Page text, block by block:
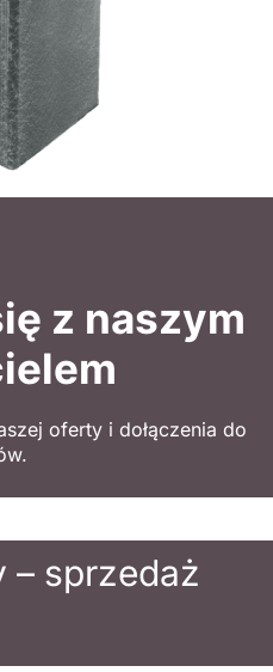
z naszym
oferty i dołączenia do
– sprzedaż